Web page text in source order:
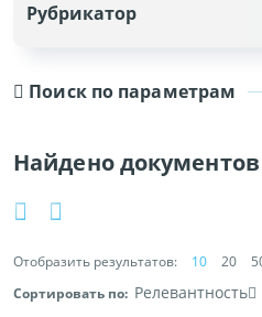
Поиск по параметрам
Найдено
Отобразить результатов: 10 20
Сортировать по: Релевантность
Рубрикатор